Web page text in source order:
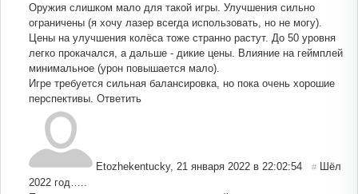
Оружия слишком мало для такой игры. Улучшения сильно
ограничены (я хочу лазер всегда использовать, но не могу).
Цены на улучшения колёса тоже странно растут. До 50 уровня
легко прокачался, а дальше - дикие цены. Влияние на геймплей
минимальное (урон повышается мало).
Игре требуется сильная балансировка, но пока очень хорошие
перспективы. Ответить
Etozhekentucky, 21 января 2022 в 22:02:54 #
Шёл
2022 год…..